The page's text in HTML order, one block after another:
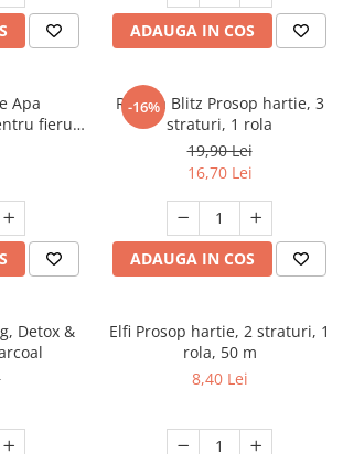
suprafețe
ADAUGA IN COS
Apa
fierul
-16%
Regina Blitz Prosop hartie, 3
straturi, 1 rola
19,90 Lei
16,70 Lei
ADAUGA IN COS
Detox &
Elfi Prosop hartie, 2 straturi, 1
rola, 50 m
8,40 Lei